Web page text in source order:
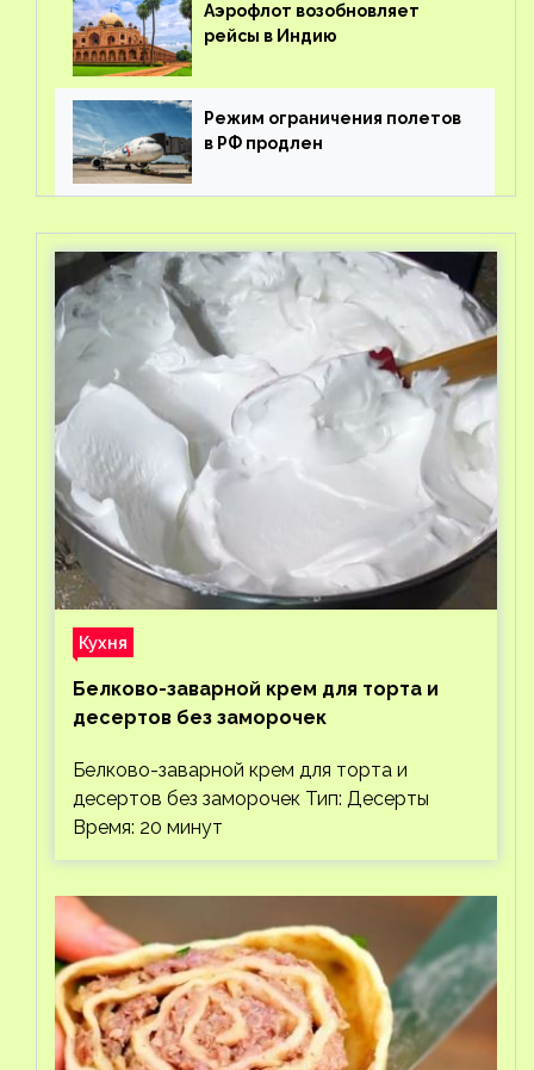
Аэрофлот возобновляет
рейсы в Индию
Режим ограничения полетов
в РФ продлен
Кухня
Белково-заварной крем для торта и
десертов без заморочек
Белково-заварной крем для торта и
десертов без заморочек Тип: Десерты
Время: 20 минут